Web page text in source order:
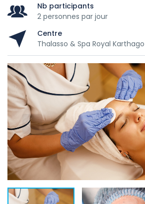
Nb participants
2 personnes par jour
Centre
Thalasso & Spa Royal Karthago